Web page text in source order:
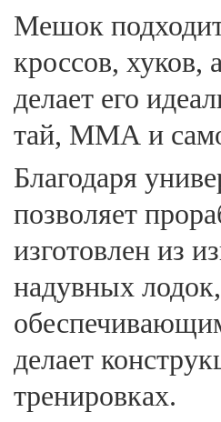
Мешок
кроссов, хуков,
делает его
тай, ММА и
Благодаря
позволяет
изготовлен из
надувных
делает
тренировках.